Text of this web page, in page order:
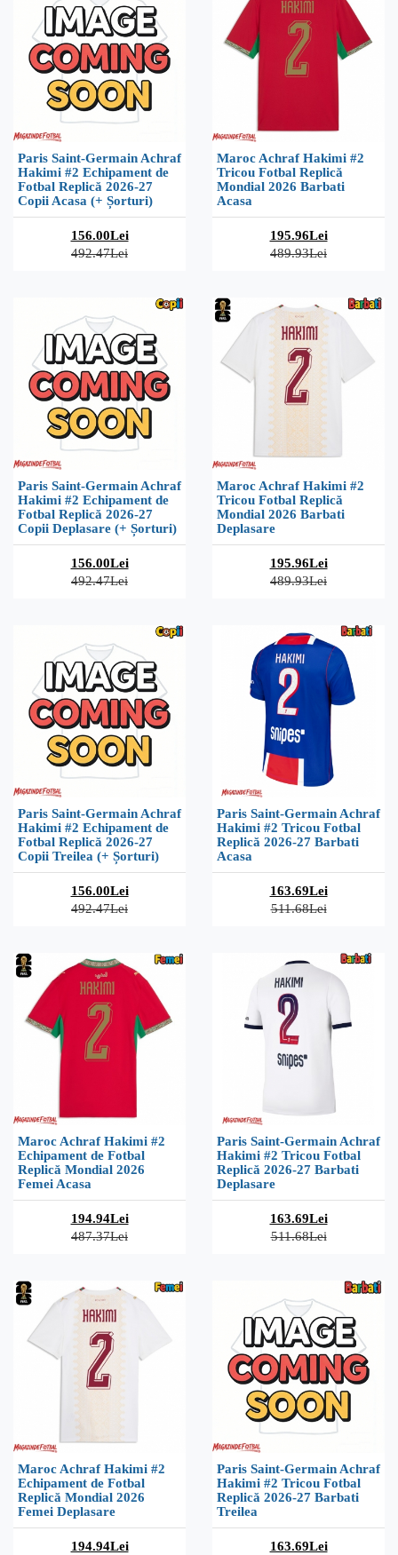
Paris Saint-Germain Achraf
Hakimi #2 Echipament de
Fotbal Replică 2026-27
Copii Acasa (+ Șorturi)
156.00Lei
492.47Lei
Maroc Achraf Hakimi #2
Tricou Fotbal Replică
Mondial 2026 Barbati
Acasa
195.96Lei
489.93Lei
Paris Saint-Germain Achraf
Hakimi #2 Echipament de
Fotbal Replică 2026-27
Copii Deplasare (+ Șorturi)
156.00Lei
492.47Lei
Maroc Achraf Hakimi #2
Tricou Fotbal Replică
Mondial 2026 Barbati
Deplasare
195.96Lei
489.93Lei
Paris Saint-Germain Achraf
Hakimi #2 Echipament de
Fotbal Replică 2026-27
Copii Treilea (+ Șorturi)
156.00Lei
492.47Lei
Paris Saint-Germain Achraf
Hakimi #2 Tricou Fotbal
Replică 2026-27 Barbati
Acasa
163.69Lei
511.68Lei
Maroc Achraf Hakimi #2
Echipament de Fotbal
Replică Mondial 2026
Femei Acasa
194.94Lei
487.37Lei
Paris Saint-Germain Achraf
Hakimi #2 Tricou Fotbal
Replică 2026-27 Barbati
Deplasare
163.69Lei
511.68Lei
Maroc Achraf Hakimi #2
Echipament de Fotbal
Replică Mondial 2026
Femei Deplasare
194.94Lei
Paris Saint-Germain Achraf
Hakimi #2 Tricou Fotbal
Replică 2026-27 Barbati
Treilea
163.69Lei